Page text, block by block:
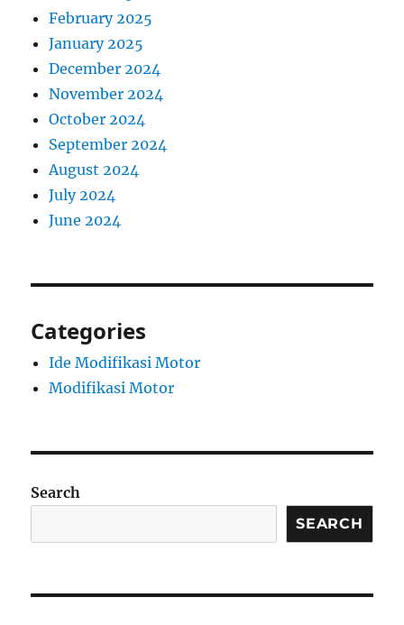
February 2025
January 2025
December 2024
November 2024
October 2024
September 2024
August 2024
July 2024
June 2024
Categories
Ide Modifikasi Motor
Modifikasi Motor
Search
SEARCH